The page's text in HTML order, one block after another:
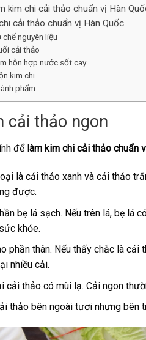
kim chi cải thảo chuẩn vị Hàn
cải thảo chuẩn vị Hàn Quốc
nguyên liệu
cải thảo
hỗn hợp nước sốt cay
kim chi
phẩm
cải thảo ngon
đểlàm kim chi cải thảo chuẩn
là cải thảo xanh và cải thảo
được.
bẹ lá sạch. Nếu trên lá, bẹ lá
khỏe.
phần thân. Nếu thấy chắc là
nhiều cải.
cải thảo có mùi lạ. Cải ngon
thảo bên ngoài tươi nhưng bên